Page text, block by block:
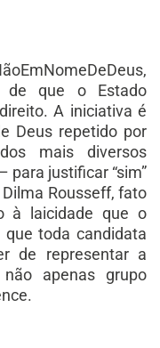
de que o Estado
A iniciativa é
Deus repetido por
mais diversos
para justificar “sim”
Rousseff, fato
à laicidade que o
toda candidata
de representar a
apenas grupo